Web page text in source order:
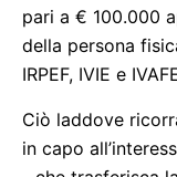
pari a € 100.000
della persona
IRPEF, IVIE e
Ciò laddove
in capo